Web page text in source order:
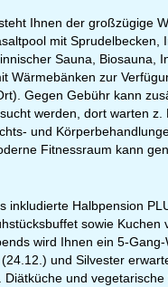
Ihnen der großzügige
mit Sprudelbecken,
Sauna, Biosauna,
Wärmebänken zur
Gegen Gebühr kann
werden, dort warten z.
und
Fitnessraum kann
inkludierte Halbpension
sowie Kuchen
wird Ihnen ein 5-Gang-
und Silvester
Diätküche und